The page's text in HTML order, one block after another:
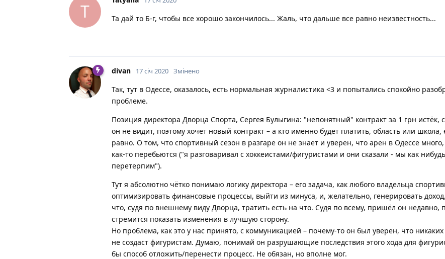
T Та дай то Б-г, чтобы все хорошо закончилось... Жаль, что дальше все равно неизвестность...
divan 17 січ 2020 Змінено
Так, тут в Одессе, оказалось, есть нормальная журналистика <3 и попытались спокойно
проблеме.
Позиция директора Дворца Спорта, Сергея Булыгина: "непонятный" контракт за 1 грн истёк,
он не видит, поэтому хочет новый контракт – а кто именно будет платить, область или школа,
равно. О том, что спортивный сезон в разгаре он не знает и уверен, что арен в Одессе
как-то перебьются ("я разговаривал с хоккеистами/фигуристами и они сказали - мы как нибудь
перетерпим").
Тут я абсолютно чётко понимаю логику директора – его задача, как любого владельца
оптимизировать финансовые процессы, выйти из минуса, и, желательно, генерировать
что, судя по внешнему виду Дворца, тратить есть на что. Судя по всему, пришёл он недавно,
стремится показать изменения в лучшую сторону.
Но проблема, как это у нас принято, с коммуникацией – почему-то он был уверен, что
не создаст фигуристам. Думаю, понимай он разрушающие последствия этого хода для
бы способ отложить/перенести процесс. Не обязан, но вполне мог.